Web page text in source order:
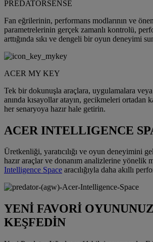
PREDATORSENSE
Fan eğrilerinin, performans modlarının ve
parametrelerinin gerçek zamanlı kontrolü,
arttığında sıkı ve dengeli bir oyun deneyimi
ACER MY KEY
Tek bir dokunuşla araçlara, uygulamalara
anında kısayollar atayın, gecikmeleri ortadan
her senaryoya hazır hale getirin.
ACER INTELLIGENCE
Üretkenliği, yaratıcılığı ve oyun deneyimini
hazır araçlar ve donanım analizlerine yönelik
Intelligence Space aracılığıyla daha akıllı
YENİ FAVORİ
KEŞFEDİN